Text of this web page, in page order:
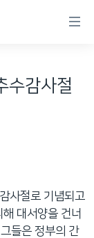
수감사절
사절로 기념되고
대서양을 건너
들은 정부의 간